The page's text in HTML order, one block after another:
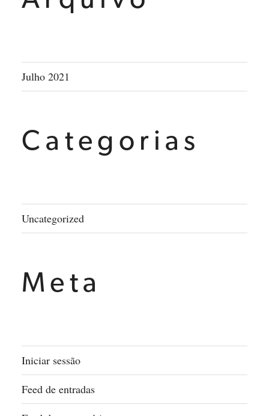
Julho 2021
Categorias
Uncategorized
Meta
Iniciar sessão
Feed de entradas